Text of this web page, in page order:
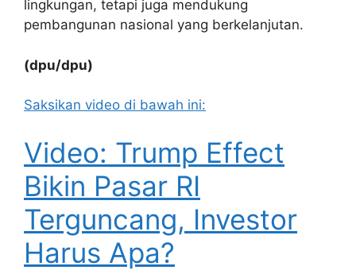
lingkungan, tetapi juga mendukung
pembangunan nasional yang berkelanjutan.
(dpu/dpu)
Saksikan video di bawah ini:
Video: Trump Effect
Bikin Pasar RI
Terguncang, Investor
Harus Apa?